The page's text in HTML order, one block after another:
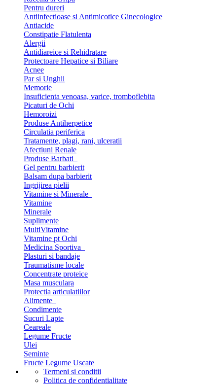
Pentru dureri
Antiinfectioase si Antimicotice Ginecologice
Antiacide
Constipatie Flatulenta
Alergii
Antidiareice si Rehidratare
Protectoare Hepatice si Biliare
Acnee
Par si Unghii
Memorie
Insuficienta venoasa, varice, tromboflebita
Picaturi de Ochi
Hemoroizi
Produse Antiherpetice
Circulatia periferica
Tratamente, plagi, rani, ulceratii
Afectiuni Renale
Produse Barbati
Gel pentru barbierit
Balsam dupa barbierit
Ingrijirea pielii
Vitamine si Minerale
Vitamine
Minerale
Suplimente
MultiVitamine
Vitamine pt Ochi
Medicina Sportiva
Plasturi si bandaje
Traumatisme locale
Concentrate proteice
Masa musculara
Protectia articulatiilor
Alimente
Condimente
Sucuri Lapte
Ceareale
Legume Fructe
Ulei
Seminte
Fructe Legume Uscate
Termeni si conditii
Politica de confidentialitate